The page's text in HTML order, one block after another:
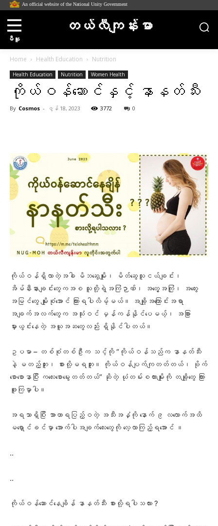
An official website of the National Unity Government
မီနူး
တယ်လီကျန်းမာ
Home Health Education Nutrition
Health Education Nutrition Women Health
ကိုယ်ဝန်ဆောင်နှင့် နာနတ်သီး
By Cosmos - ဇွန် 18, 2023 3772 0
ကိုယ်ဝန်ရှိလာတဲ့အခါ မိဘဆွေမျိုး၊ မိတ်​ဆွေသူငယ်ချင်း၊
အိမ်နီးနားချင်းတွေကအစ သူတို့ရဲ့အကြံဉာဏ်၊ အတွေ့အကြုံ၊ အတွေး
အမြင်တွေ မျိုးစုံအောင် ကြားရပါလိမ့်မယ်။ အချို့အကြောင်းအရာ
အချက်အလက်တွေက အသုံးဝင် မှန်ကန်နိုင်ပေမယ့်၊ အခြား
မှားယွင်းနေတဲ့ အယူအဆတွေလည်း ရှိနိုင်ပါတယ်။
ဥပမာ – တစ်စုံတစ်ဦးက သင့်ကို “ကိုယ်ဝန်သည်က နာနတ်သီး
နဲ့ မတည့်ဘူး၊ စားလို့မရဘူး။ ကိုယ်ဝန်ပျက်ကျတတ်တယ်၊ ဗိုက်​
စောစောနာပြီး ကလေးစောမွေးတတ်တယ်” ဆိုတဲ့ ယုံတမ်းစကားမျိုးကို တချို့တွေ ကြား
ဖူးကြမှာပါ။
အရသာရှိပြီး အာဟာရပြည့်ဝတဲ့ အသီးအနှံကို နောက် ၉ လလောက်အထိ
မရှောင်ခင်မှာ အောက်ပါအချက်လေးတွေကို လေ့လာကြည့်ရအောင် ။
..
..
ကိုယ်ဝန်ဆောင်နေချိန် နာနတ်သီး စားလို့ရပါသလား ?